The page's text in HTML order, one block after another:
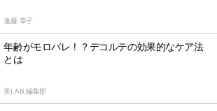
遠藤 幸子
年齢がモロバレ！？デコルテの効果的なケア法
とは
美LAB.編集部